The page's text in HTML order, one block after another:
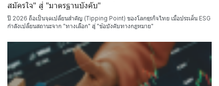
สมัครใจ" สู่ "มาตรฐานบังคับ"
ปี 2026 ถือเป็นจุดเปลี่ยนสำคัญ (Tipping Point) ของโลกธุรกิจไทย เมื่อประเด็น ESG
กำลังเปลี่ยนสถานะจาก "ทางเลือก" สู่ "ข้อบังคับทางกฎหมาย"